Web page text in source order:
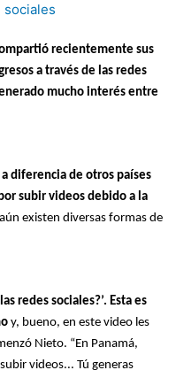
sociales
recientemente sus
a través de las redes
mucho interés entre
a diferencia de otros países
subir videos debido a la
aún existen diversas formas de
redes sociales?’. Esta es
y, bueno, en este video les
Nieto. “En Panamá,
videos... Tú generas